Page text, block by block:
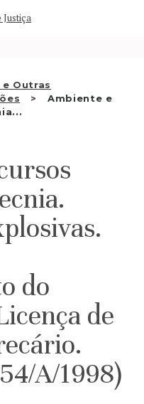
Outras
Ambiente e
OUTRAS
do
de
A/1998)